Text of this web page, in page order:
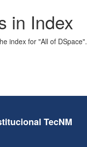
in Index
index for "All of DSpace".
TecNM